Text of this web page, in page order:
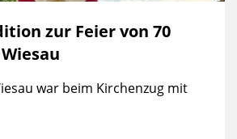
zur Feier von 70
war beim Kirchenzug mit